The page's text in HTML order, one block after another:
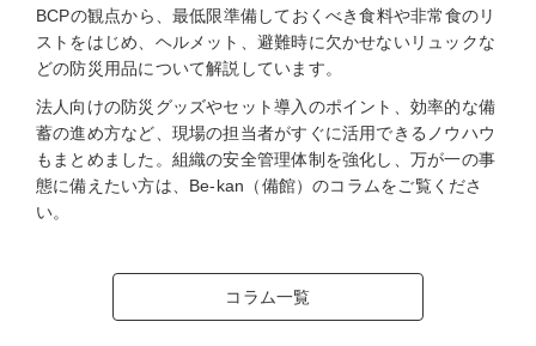
BCPの観点から、最低限準備しておくべき食料や非常食のリ
ストをはじめ、ヘルメット、避難時に欠かせないリュックな
どの防災用品について解説しています。
法人向けの防災グッズやセット導入のポイント、効率的な備
蓄の進め方など、現場の担当者がすぐに活用できるノウハウ
もまとめました。組織の安全管理体制を強化し、万が一の事
態に備えたい方は、Be-kan（備館）のコラムをご覧くださ
い。
コラム一覧